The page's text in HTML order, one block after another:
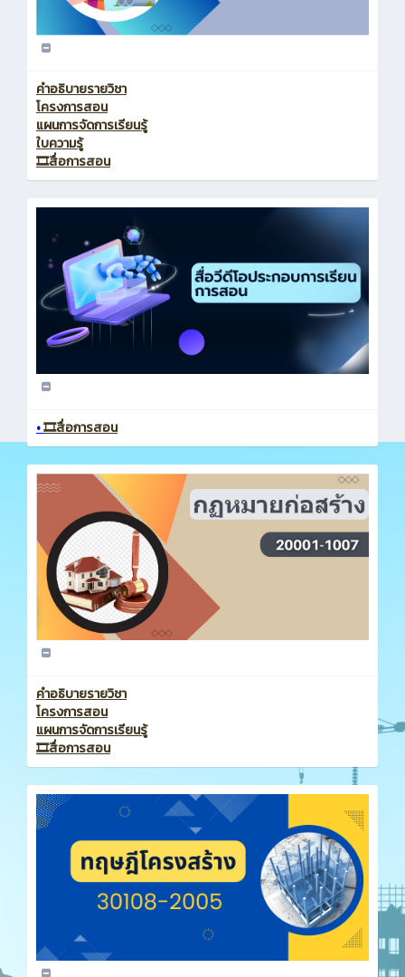
คำอธิบายรายวิชา
โครงการสอน
แผนการจัดการเรียนรู้
ใบความรู้
🎞️สื่อการสอน
•🎞️สื่อการสอน
คำอธิบายรายวิชา
โครงการสอน
แผนการจัดการเรียนรู้
🎞️สื่อการสอน